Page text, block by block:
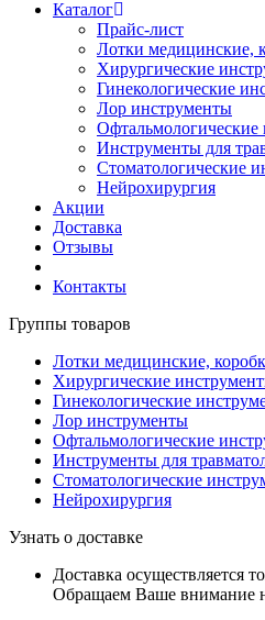
Каталог
Прайс-лист
Лотки медицинские,
Хирургические
Гинекологические
Лор инструменты
Инструменты для
Стоматологические
Нейрохирургия
Акции
Доставка
Отзывы
Контакты
Группы товаров
Лотки медицинские,
Хирургические
Гинекологические
Лор инструменты
Офтальмологические
Инструменты для
Стоматологические
Нейрохирургия
Узнать о доставке
Доставка осуществляется
Обращаем Ваше внимание